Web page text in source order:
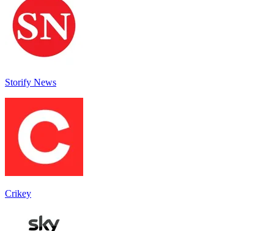
Storify News
Crikey